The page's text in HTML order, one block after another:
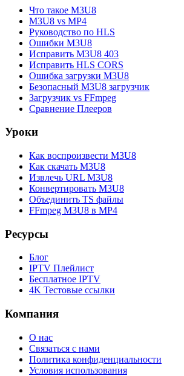
Что такое M3U8
M3U8 vs MP4
Руководство по HLS
Ошибки M3U8
Исправить M3U8 403
Исправить HLS CORS
Ошибка загрузки M3U8
Безопасный M3U8 загрузчик
Загрузчик vs FFmpeg
Сравнение Плееров
Уроки
Как воспроизвести M3U8
Как скачать M3U8
Извлечь URL M3U8
Конвертировать M3U8
Объединить TS файлы
FFmpeg M3U8 в MP4
Ресурсы
Блог
IPTV Плейлист
Бесплатное IPTV
4K Тестовые ссылки
Компания
О нас
Связаться с нами
Политика конфиденциальности
Условия использования